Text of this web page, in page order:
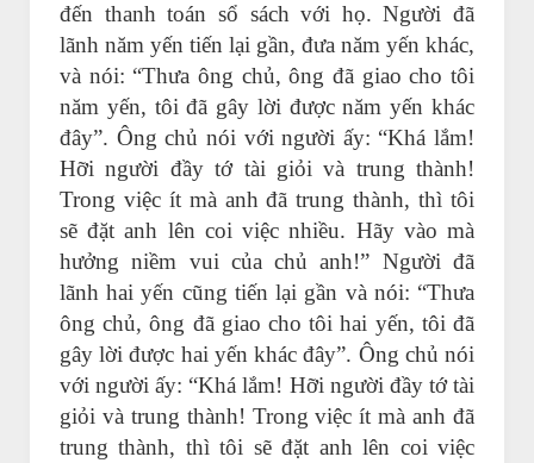
đến thanh toán sổ sách với họ. Người đã
lãnh năm yến tiến lại gần, đưa năm yến khác,
và nói: “Thưa ông chủ, ông đã giao cho tôi
năm yến, tôi đã gây lời được năm yến khác
đây”. Ông chủ nói với người ấy: “Khá lắm!
Hỡi người đầy tớ tài giỏi và trung thành!
Trong việc ít mà anh đã trung thành, thì tôi
sẽ đặt anh lên coi việc nhiều. Hãy vào mà
hưởng niềm vui của chủ anh!” Người đã
lãnh hai yến cũng tiến lại gần và nói: “Thưa
ông chủ, ông đã giao cho tôi hai yến, tôi đã
gây lời được hai yến khác đây”. Ông chủ nói
với người ấy: “Khá lắm! Hỡi người đầy tớ tài
giỏi và trung thành! Trong việc ít mà anh đã
trung thành, thì tôi sẽ đặt anh lên coi việc